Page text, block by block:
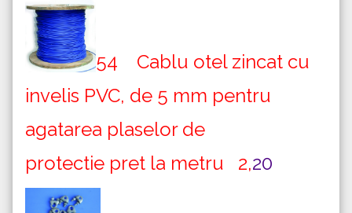
54 Cablu otel zincat cu
invelis PVC, de 5 mm pentru
agatarea plaselor de
protectie pret la metru 2,20